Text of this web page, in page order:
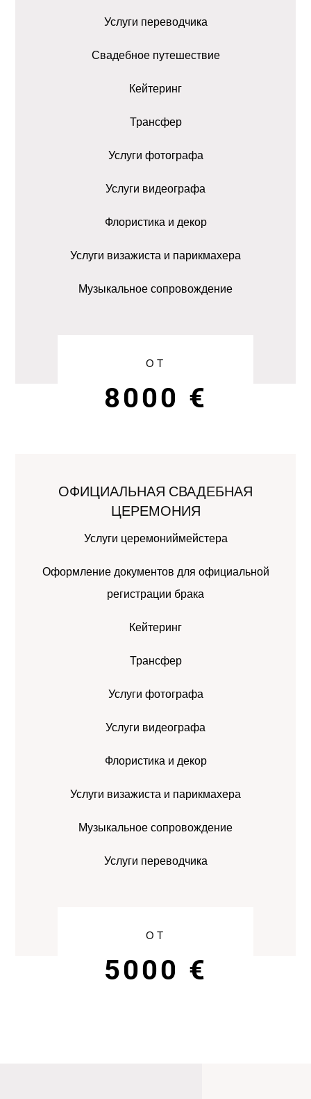
Услуги переводчика
Свадебное путешествие
Кейтеринг
Трансфер
Услуги фотографа
Услуги видеографа
Флористика и декор
Услуги визажиста и парикмахера
Музыкальное сопровождение
ОТ
8000 €
ОФИЦИАЛЬНАЯ СВАДЕБНАЯ
ЦЕРЕМОНИЯ
Услуги церемониймейстера
Оформление документов для официальной
регистрации брака
Кейтеринг
Трансфер
Услуги фотографа
Услуги видеографа
Флористика и декор
Услуги визажиста и парикмахера
Музыкальное сопровождение
Услуги переводчика
ОТ
5000 €